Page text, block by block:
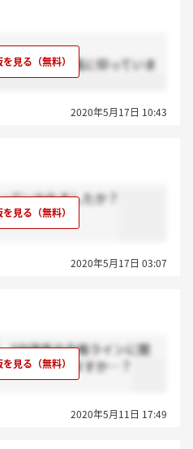
にてという風に仰っていま
2020年5月17日 10:43
ていわれましたか？
2020年5月17日 03:07
SPI選考の合格ラインに関
らっしゃいますか…？
2020年5月11日 17:49